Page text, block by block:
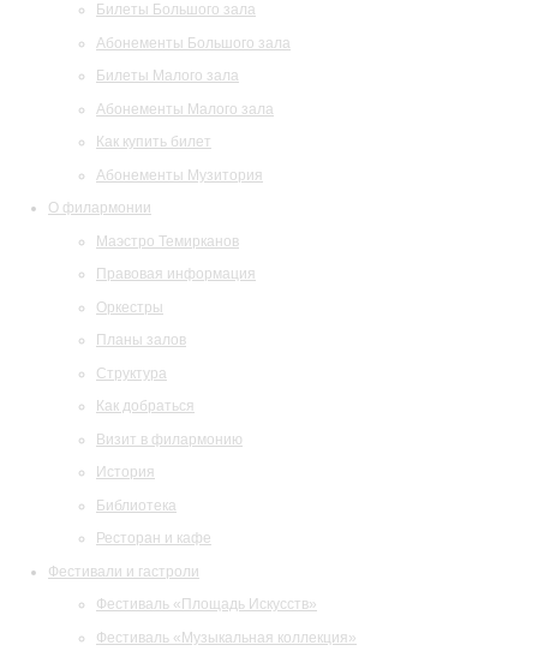
Билеты Большого зала
Абонементы Большого зала
Билеты Малого зала
Абонементы Малого зала
Как купить билет
Абонементы Музитория
О филармонии
Маэстро Темирканов
Правовая информация
Оркестры
Планы залов
Структура
Как добраться
Визит в филармонию
История
Библиотека
Ресторан и кафе
Фестивали и гастроли
Фестиваль «Площадь Искусств»
Фестиваль «Музыкальная коллекция»